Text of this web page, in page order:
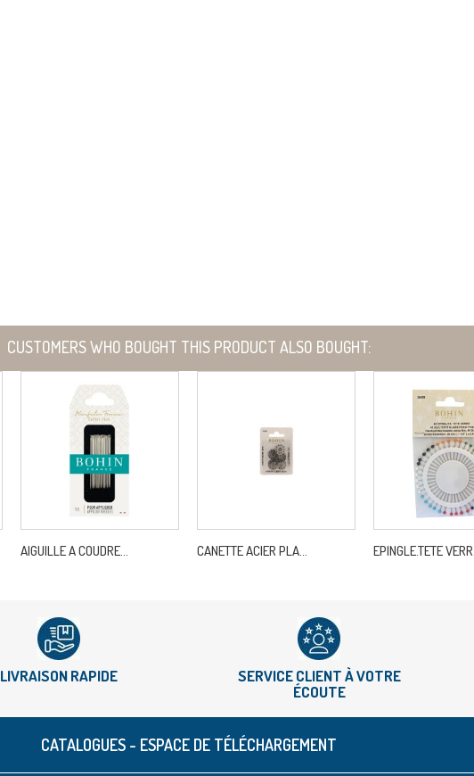
CUSTOMERS WHO BOUGHT THIS PRODUCT ALSO BOUGHT:
AIGUILLE A COUDRE... CANETTE ACIER PLA... EPINGLE.TETE VERR...
LIVRAISON RAPIDE
SERVICE CLIENT À VOTRE
ÉCOUTE
CATALOGUES - ESPACE DE TÉLÉCHARGEMENT